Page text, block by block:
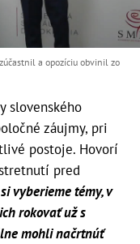
a opozíciu obvinil zo
slovenského
záujmy, pri
postoje. Hovorí
pred
vyberieme témy, v
rokovať už s
mohli načrtnúť